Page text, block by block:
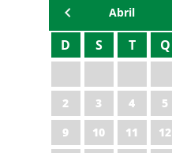
Abril
D S T Q
2
3 4 5
9
10 11 12